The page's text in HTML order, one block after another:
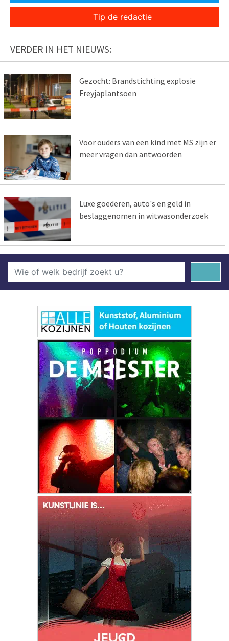
Tip de redactie
VERDER IN HET NIEUWS:
Gezocht: Brandstichting explosie
Freyjaplantsoen
Voor ouders van een kind met MS zijn er
meer vragen dan antwoorden
Luxe goederen, auto's en geld in
beslaggenomen in witwasonderzoek